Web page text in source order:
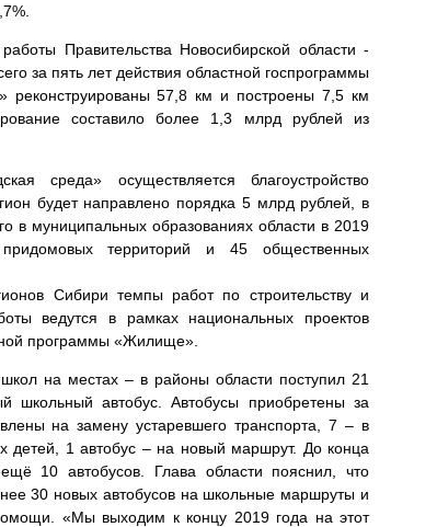
Правительства Новосибирской области -
за пять лет действия областной госпрограммы
реконструированы 57,8 км и построены 7,5 км
составило более 1,3 млрд рублей из
среда» осуществляется благоустройство
будет направлено порядка 5 млрд рублей, в
в муниципальных образованиях области в 2019
придомовых территорий и 45 общественных
Сибири темпы работ по строительству и
ведутся в рамках национальных проектов
программы «Жилище».
на местах – в районы области поступил 21
школьный автобус. Автобусы приобретены за
на замену устаревшего транспорта, 7 – в
детей, 1 автобус – на новый маршрут. До конца
10 автобусов. Глава области пояснил, что
30 новых автобусов на школьные маршруты и
«Мы выходим к концу 2019 года на этот